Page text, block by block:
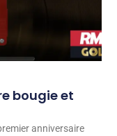
bougie et
anniversaire